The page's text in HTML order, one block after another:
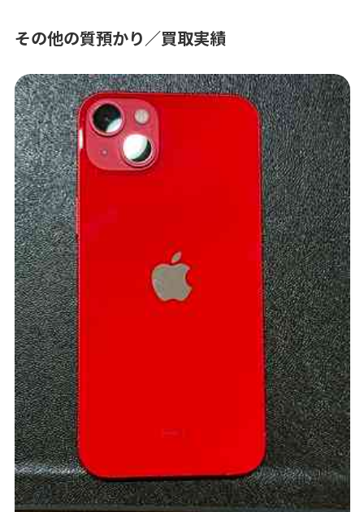
その他の質預かり／買取実績